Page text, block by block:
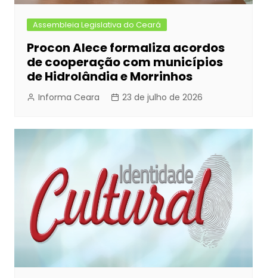
Assembleia Legislativa do Ceará
Procon Alece formaliza acordos
de cooperação com municípios
de Hidrolândia e Morrinhos
Informa Ceara 23 de julho de 2026